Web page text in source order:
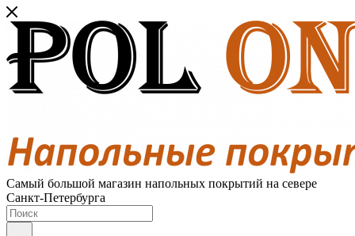
Самый большой магазин напольных покрытий на севере
Санкт-Петербурга